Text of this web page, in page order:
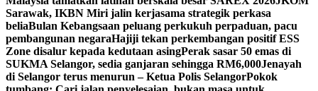
Sarawak, IKBN Miri jalin kerjasama strategik perkasa
beliaBulan Kebangsaan peluang perkukuh perpaduan, pacu
pembangunan negaraHajiji tekan perkembangan positif ESS
Zone disalur kepada kedutaan asingPerak sasar 50 emas di
SUKMA Selangor, sedia ganjaran sehingga RM6,000Jenayah
di Selangor terus menurun – Ketua Polis SelangorPokok